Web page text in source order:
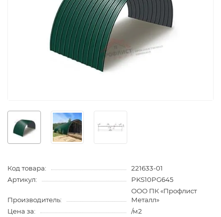
Код товара:
221633-01
Артикул:
PKS10PG645
Производитель:
ООО ПК «Профлист
Металл»
Цена за:
/м2